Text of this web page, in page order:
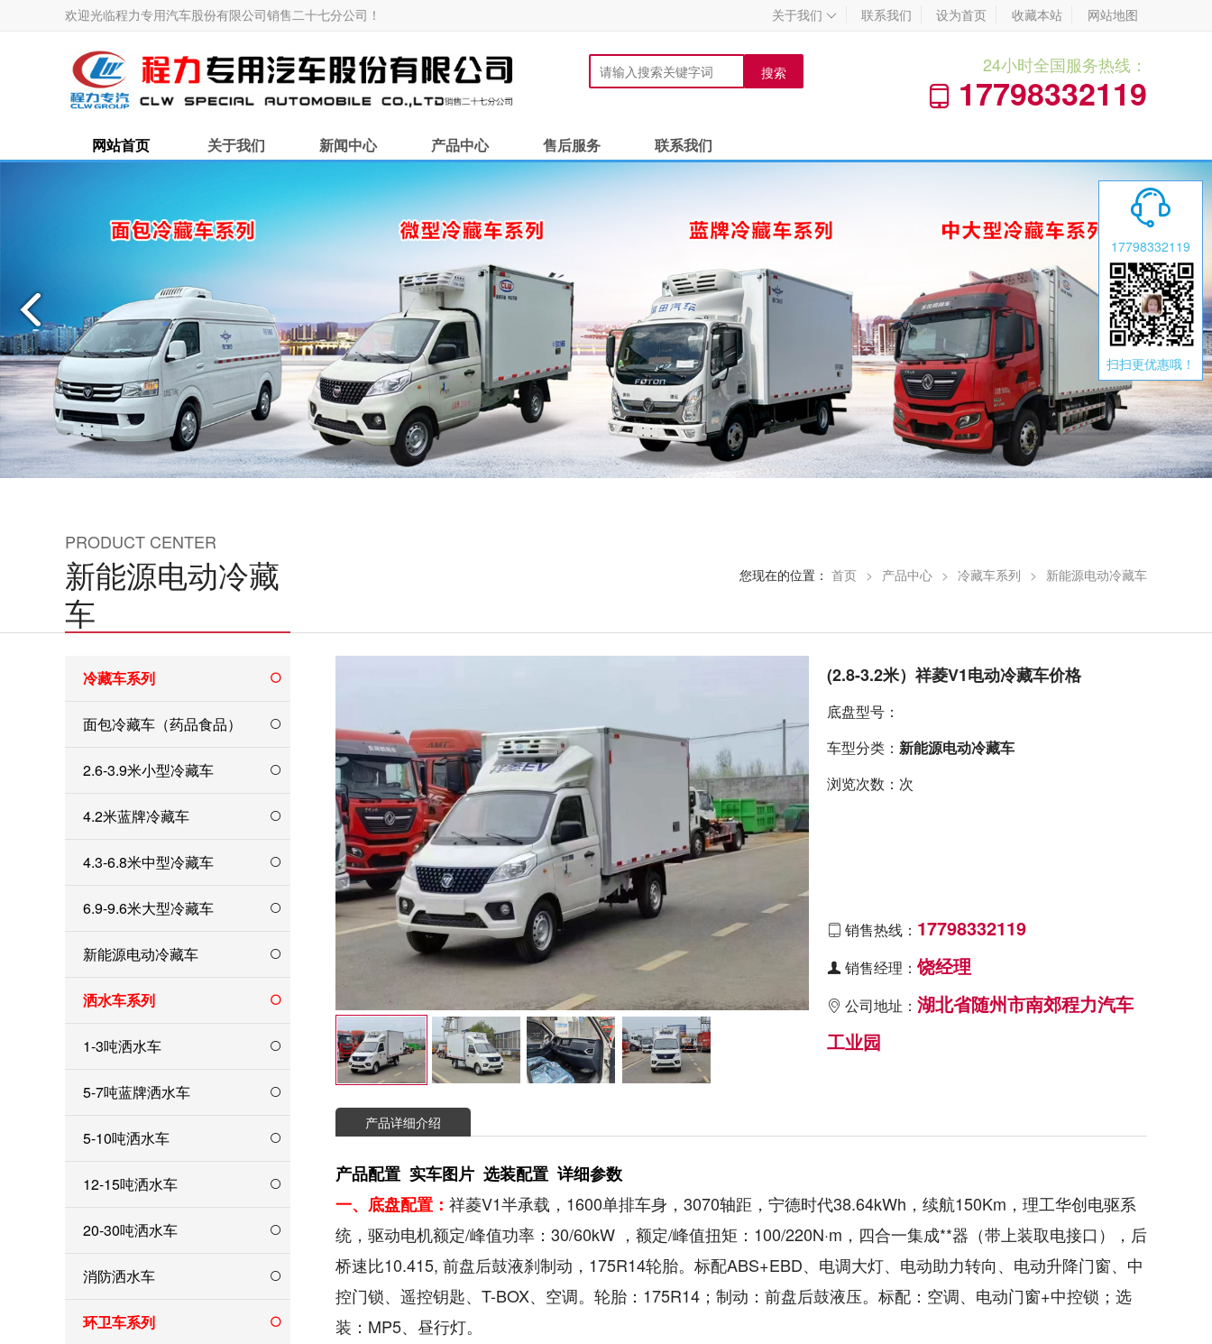
欢迎光临程力专用汽车股份有限公司销售二十七分公司！ 关于我们  联系我们 设为首页 收藏本站 网站地图
搜索
24小时全国服务热线：
 17798332119
网站首页 关于我们 新闻中心 产品中心 售后服务 联系我们
PRODUCT CENTER
新能源电动冷藏
车
您现在的位置： 首页 > 产品中心 > 冷藏车系列 > 新能源电动冷藏车
冷藏车系列
面包冷藏车（药品食品）
2.6-3.9米小型冷藏车
4.2米蓝牌冷藏车
4.3-6.8米中型冷藏车
6.9-9.6米大型冷藏车
新能源电动冷藏车
洒水车系列
1-3吨洒水车
5-7吨蓝牌洒水车
5-10吨洒水车
12-15吨洒水车
20-30吨洒水车
消防洒水车
环卫车系列
(2.8-3.2米）祥菱V1电动冷藏车价格
底盘型号：
车型分类： 新能源电动冷藏车
浏览次数：次
 销售热线： 17798332119
 销售经理： 饶经理
 公司地址： 湖北省随州市南郊程力汽车
工业园
产品详细介绍
产品配置 实车图片 选装配置 详细参数
一、底盘配置： 祥菱V1半承载，1600单排车身，3070轴距，宁德时代38.64kWh，续航150Km，理工华创电驱系
统，驱动电机额定/峰值功率：30/60kW ，额定/峰值扭矩：100/220N·m，四合一集成**器（带上装取电接口），后
桥速比10.415, 前盘后鼓液刹制动，175R14轮胎。标配ABS+EBD、电调大灯、电动助力转向、电动升降门窗、中
控门锁、遥控钥匙、T-BOX、空调。轮胎：175R14；制动：前盘后鼓液压。标配：空调、电动门窗+中控锁；选
装：MP5、昼行灯。

17798332119
扫扫更优惠哦！